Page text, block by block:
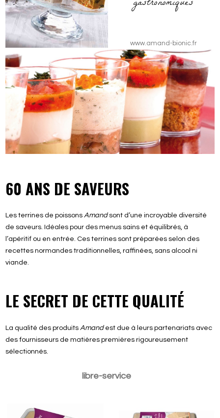
www.amand-bionic.fr
60 ANS DE SAVEURS
Les terrines de poissons Amandsont d’une incroyable diversité
de saveurs. Idéales pour des menus sains et équilibrés, à
l’apéritif ou en entrée. Ces terrines sont préparées selon des
recettes normandes traditionnelles, raffinées, sans alcool ni
viande.
LE SECRET DE CETTE QUALITÉ
La qualité des produits Amand est due à leurs partenariats avec
des fournisseurs de matières premières rigoureusement
sélectionnés.
libre-service
Terrine Fine Homard &